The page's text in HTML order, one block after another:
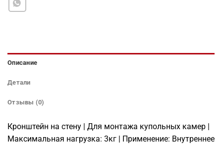
Описание
Детали
Отзывы (0)
Кронштейн на стену | Для монтажа купольных камер |
Максимальная нагрузка: 3кг | Применение: Внутреннее